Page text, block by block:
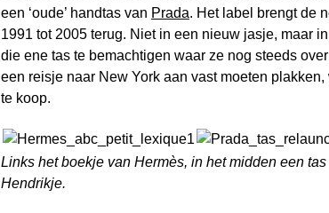
een ‘oude’ handtas van Prada. Het label brengt de
1991 tot 2005 terug. Niet in een nieuw jasje, maar
die ene tas te bemachtigen waar ze nog steeds
een reisje naar New York aan vast moeten
te koop.
Links het boekje van Hermès, in het midden een
Hendrikje.